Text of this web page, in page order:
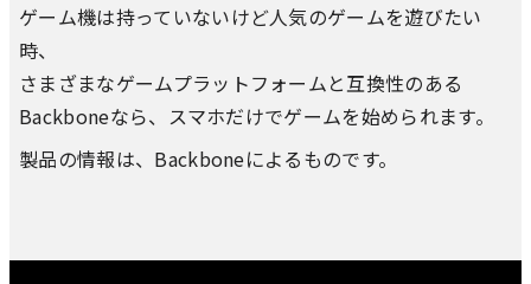
ゲーム機は持っていないけど人気のゲームを遊びたい
時、
さまざまなゲームプラットフォームと互換性のある
Backboneなら、スマホだけでゲームを始められます。
製品の情報は、Backboneによるものです。